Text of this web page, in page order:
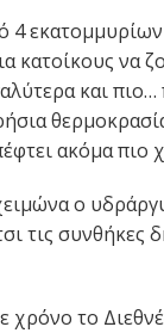
4
κατοίκους να
και
ακόμα πιο
o
τις συνθήκες
χρόνο το